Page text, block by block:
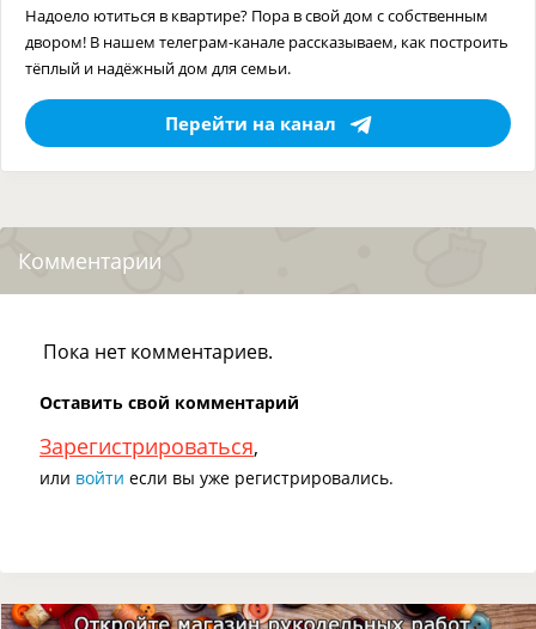
Надоело ютиться в квартире? Пора в свой дом с собственным
двором! В нашем телеграм-канале рассказываем, как построить
тёплый и надёжный дом для семьи.
Перейти на канал
Комментарии
Пока нет комментариев.
Оставить свой комментарий
Зарегистрироваться,
или войти если вы уже регистрировались.